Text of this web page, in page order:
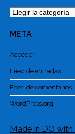
Categorías
META
Acceder
Feed de entradas
Feed de comentarios
WordPress.org
Made in DO